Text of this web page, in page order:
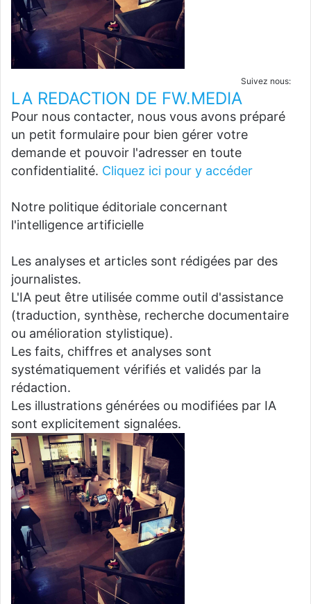
Suivez nous:
LA REDACTION DE FW.MEDIA
Pour nous contacter, nous vous avons préparé
un petit formulaire pour bien gérer votre
demande et pouvoir l'adresser en toute
confidentialité. Cliquez ici pour y accéder
Notre politique éditoriale concernant
l'intelligence artificielle
Les analyses et articles sont rédigées par des
journalistes.
L'IA peut être utilisée comme outil d'assistance
(traduction, synthèse, recherche documentaire
ou amélioration stylistique).
Les faits, chiffres et analyses sont
systématiquement vérifiés et validés par la
rédaction.
Les illustrations générées ou modifiées par IA
sont explicitement signalées.